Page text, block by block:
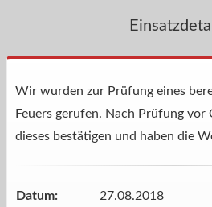
Wir wurden zur Prüfung eines
Feuers gerufen. Nach Prüfung
dieses bestätigen und haben die
Datum:
27.08.2018